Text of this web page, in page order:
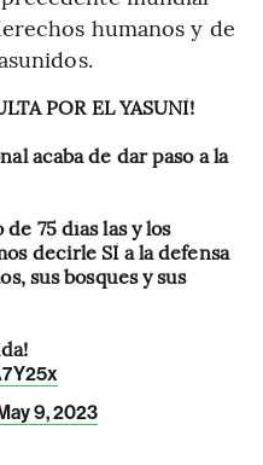
humanos y de
POR EL YASUNÍ!
acaba de dar paso a la
75 días las y los
decirle SÍ a la defensa
sus bosques y sus
May 9, 2023